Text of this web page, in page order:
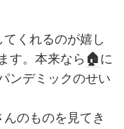
くれるのが嬉し
す。本来なら 🏠に
ンデミックのせい
のものを見てき